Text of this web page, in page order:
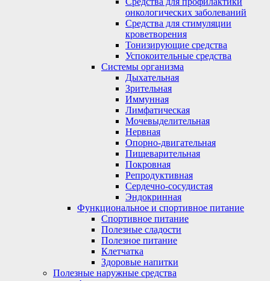
онкологических заболеваний
Средства для стимуляции
кроветворения
Тонизирующие средства
Успокоительные средства
Системы организма
Дыхательная
Зрительная
Иммунная
Лимфатическая
Мочевыделительная
Нервная
Опорно-двигательная
Пищеварительная
Покровная
Репродуктивная
Сердечно-сосудистая
Эндокринная
Функциональное и спортивное питание
Спортивное питание
Полезные сладости
Полезное питание
Клетчатка
Здоровые напитки
Полезные наружные средства